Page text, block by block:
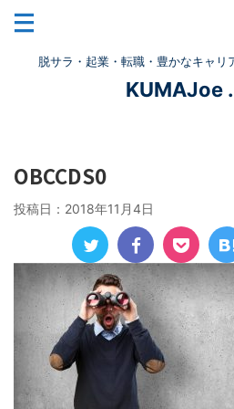
脱サラ・起業・転職・豊かなキャリ
KUMAJoe
OBCCDS0
投稿日： 2018年11月4日